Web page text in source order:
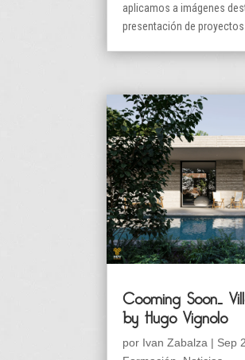
aplicamos a imágenes
presentación de proyectos
Cooming Soon…
by Hugo Vignolo
por Ivan Zabalza | Sep